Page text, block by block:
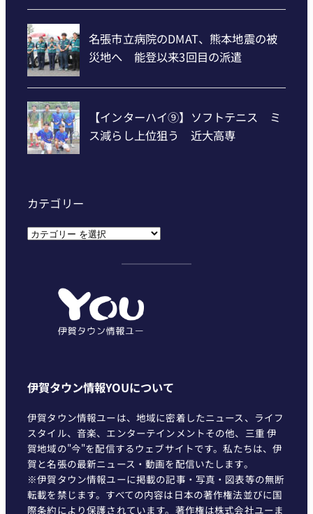
カテゴリー
カ
伊賀タウン情報YOUについて
伊賀タウン情報ユーは、地域に密着したニュース、ライフ
スタイル、音楽、エンターテインメントその他、三重 伊
賀地域の"今"を配信するウェブサイトです。私たちは、伊
賀と名張の最新ニュース・動画を配信いたします。
※伊賀タウン情報ユーに掲載の記事・写真・図表等の無断
転載を禁じます。すべての内容は日本の著作権法並びに国
際条約により保護されています。著作権は株式会社ユーま